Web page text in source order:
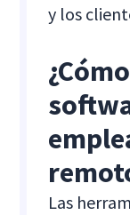
y los
Las